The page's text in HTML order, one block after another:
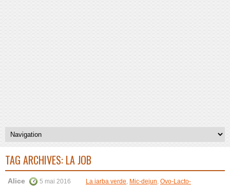
TAG ARCHIVES: LA JOB
Alice 5 mai 2016 La iarba verde, Mic-dejun, Ovo-Lacto-